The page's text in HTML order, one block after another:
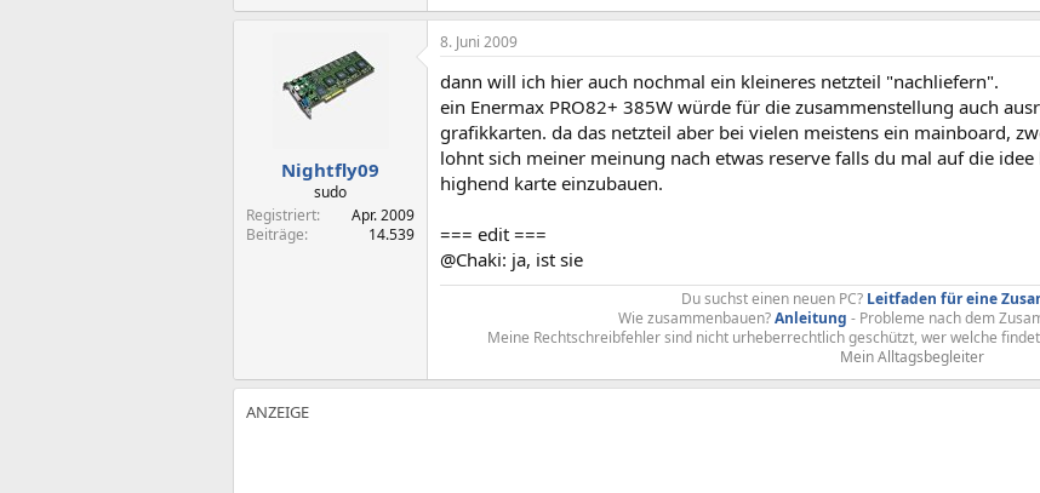
Nightfly09
sudo
Registriert
Apr. 2009
Beiträge
14.539
8. Juni 2009
dann will ich hier auch nochmal ein kleineres netzteil "nachliefern".
ein Enermax PRO82+ 385W würde für die zusammenstellung auch
grafikkarten. da das netzteil aber bei vielen meistens ein mainboard,
lohnt sich meiner meinung nach etwas reserve falls du mal auf die
highend karte einzubauen.
=== edit ===
@Chaki: ja, ist sie
Du suchst einen neuen PC? Leitfaden für eine
Wie zusammenbauen?Anleitung - Probleme nach dem
Meine Rechtschreibfehler sind nicht urheberrechtlich geschützt, wer welche
Mein Alltagsbegleiter